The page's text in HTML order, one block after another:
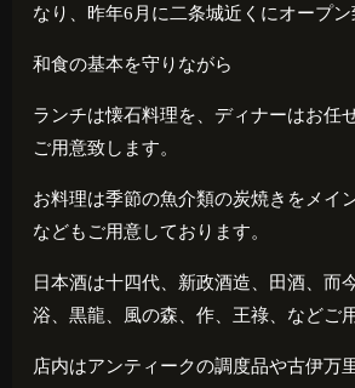
なり、昨年6 月に二条城近くにオープン
和食の基本を守りながら
ランチは懐石料理を、ディナーはお任
ご用意致します。
お料理は季節の魚介類の炭焼きをメイ
などもご用意しております。
日本酒は十四代、新政酒造、田酒、而
浴、黒龍、風の森、作、王祿、などご
店内はアンティークの調度品や古伊万